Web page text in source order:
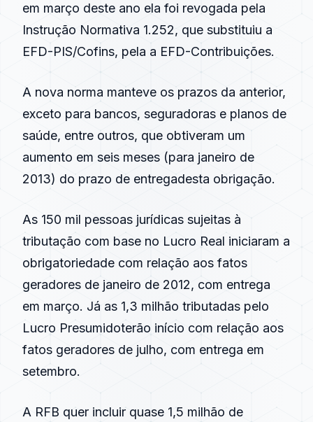
em março deste ano ela foi revogada pela
Instrução Normativa 1.252, que substituiu a
EFD-PIS/Cofins, pela a EFD-Contribuições.
A nova norma manteve os prazos da anterior,
exceto para bancos, seguradoras e planos de
saúde, entre outros, que obtiveram um
aumento em seis meses (para janeiro de
2013) do prazo de entregadesta obrigação.
As 150 mil pessoas jurídicas sujeitas à
tributação com base no Lucro Real iniciaram a
obrigatoriedade com relação aos fatos
geradores de janeiro de 2012, com entrega
em março. Já as 1,3 milhão tributadas pelo
Lucro Presumidoterão início com relação aos
fatos geradores de julho, com entrega em
setembro.
A RFB quer incluir quase 1,5 milhão de